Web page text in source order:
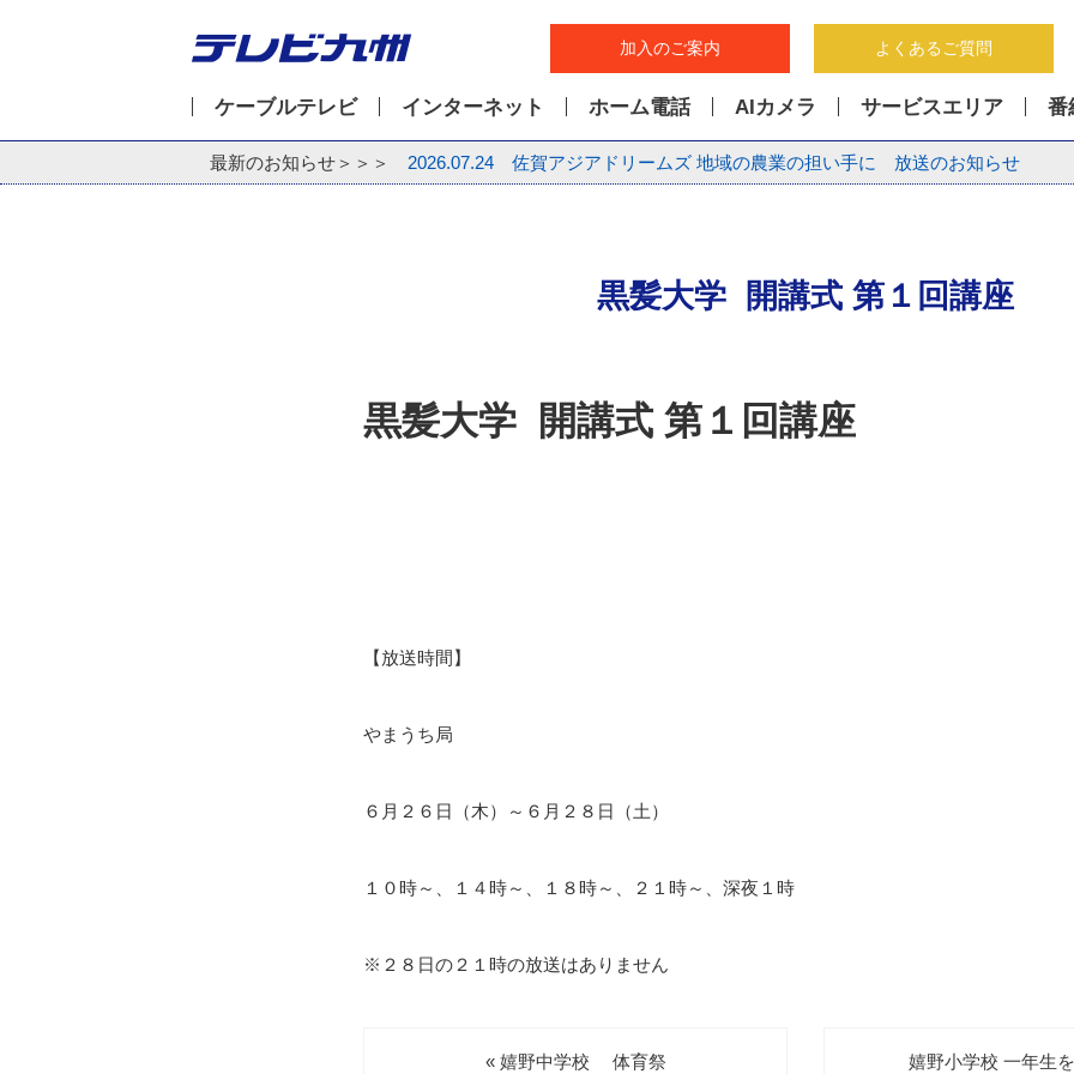
加入のご案内 よくあるご質問
ケーブルテレビ インターネット ホーム電話 AIカメラ サービスエリア 番
最新のお知らせ＞＞＞ 2026.07.24 佐賀アジアドリームズ 地域の農業の担い手に 放送のお知らせ
黒髪大学 開講式 第１回講座
黒髪大学 開講式 第１回講座
【放送時間】
やまうち局
６月２６日（木）～６月２８日（土）
１０時～、１４時～、１８時～、２１時～、深夜１時
※２８日の２１時の放送はありません
« 嬉野中学校 体育祭 嬉野小学校 一年生